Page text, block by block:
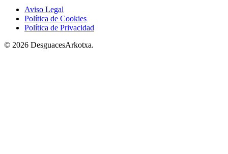
Aviso Legal
Política de Cookies
Política de Privacidad
© 2026 DesguacesArkotxa.